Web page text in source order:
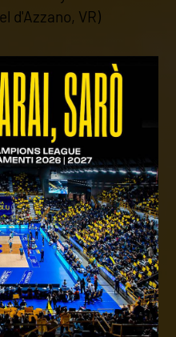
d'Azzano, VR)
Autoteam9
del Grappa. VR)
- 2a Giornata
Arbizzano Volley
Giornata
Vivienergia Gialla
(Arbizzano di